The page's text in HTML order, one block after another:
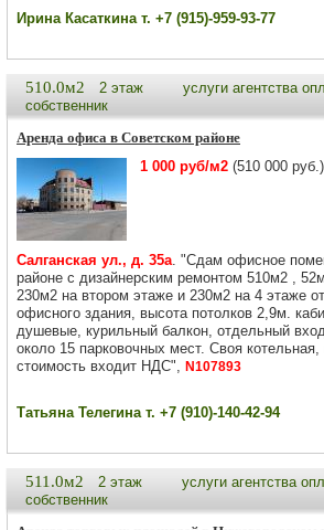
Ирина Касаткина т. +7 (915)-959-93-77
510.0м2 2 этаж
услуги агентства
собственник
Аренда офиса в Советском районе
1 000 руб/м2 (510 000 руб.)
Салганская ул., д. 35а. "Сдам офисное
районе с дизайнерским ремонтом 510м2 ,
230м2 на втором этаже и 230м2 на 4 этаже
офисного здания, высота потолков 2,9м.
душевые, курильный балкон, отдельный
около 15 парковочных мест. Своя
стоимость входит НДС", N107893
Татьяна Телегина т. +7 (910)-140-42-94
511.0м2 2 этаж
услуги агентства
собственник